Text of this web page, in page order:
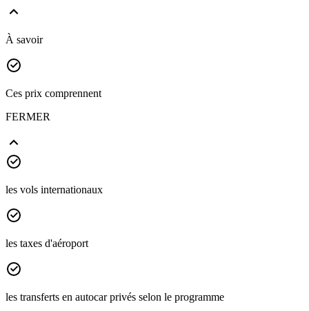
À savoir
Ces prix comprennent
FERMER
les vols internationaux
les taxes d'aéroport
les transferts en autocar privés selon le programme